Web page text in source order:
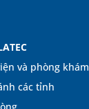
và phòng khám
các tỉnh